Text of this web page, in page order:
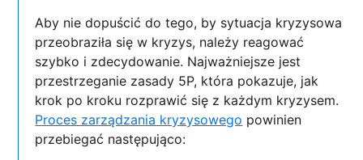
Aby nie dopuścić do tego, by sytuacja kryzysowa
przeobraziła się w kryzys, należy reagować
szybko i zdecydowanie. Najważniejsze jest
przestrzeganie zasady 5P, która pokazuje, jak
krok po kroku rozprawić się z każdym kryzysem.
Proces zarządzania kryzysowego powinien
przebiegać następująco: